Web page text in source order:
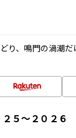
り、鳴門の渦潮
５～２０２６